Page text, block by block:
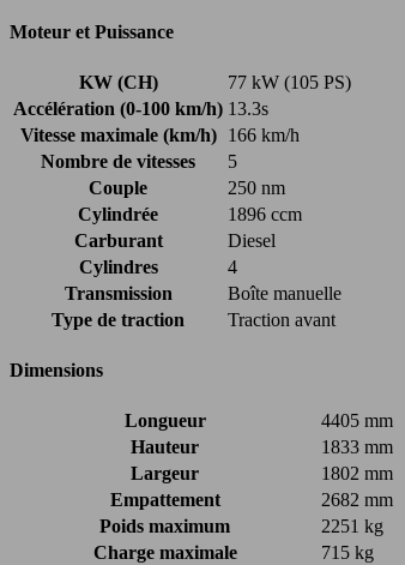
Moteur et Puissance
KW (CH)
77 kW (105 PS)
Accélération (0-100 km/h) 13.3s
Vitesse maximale (km/h)
166 km/h
Nombre de vitesses
5
Couple
250 nm
Cylindrée
1896 ccm
Carburant
Diesel
Cylindres
4
Transmission
Boîte manuelle
Type de traction
Traction avant
Dimensions
Longueur
4405 mm
Hauteur
1833 mm
Largeur
1802 mm
Empattement
2682 mm
Poids maximum
2251 kg
Charge maximale
715 kg